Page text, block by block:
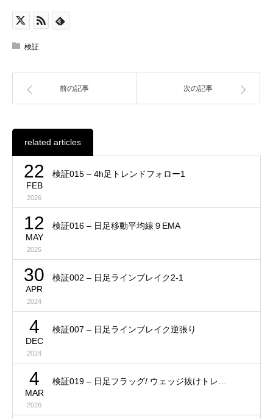
検証
前の記事 次の記事
related articles
22
FEB
2026
検証015 – 4h足トレンドフォロー1
12
MAY
2025
検証016 – 日足移動平均線９EMA
30
APR
2024
検証002 – 日足ラインブレイク2-1
4
DEC
2024
検証007 – 日足ラインブレイク逆張り
4
MAR
2026
検証019 – 日足フラッグ/ ウェッジ抜けトレ…